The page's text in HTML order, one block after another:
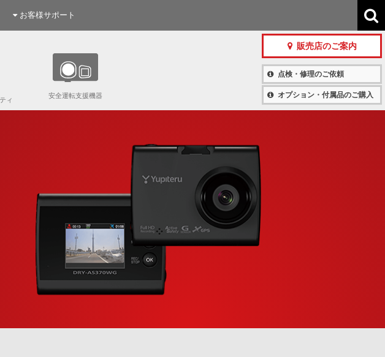
お客様サポート
販売店のご案内
点検・修理のご依頼
オプション・付属品のご購入
ィ
安全運転支援機器